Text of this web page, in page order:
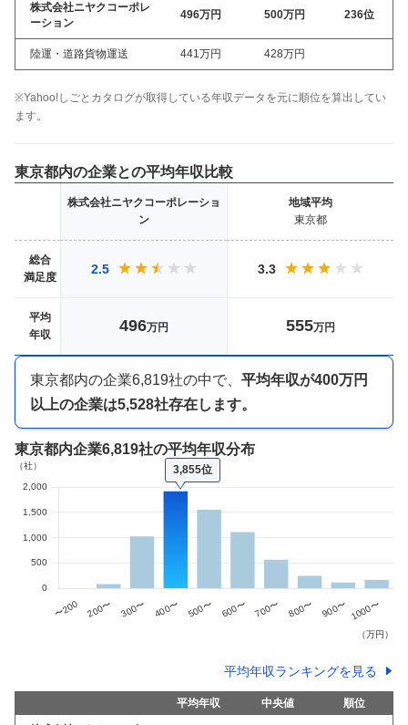
株式会社ニヤクコーポレ
ーション
496万円 500万円 236位
陸運・道路貨物運送 441万円 428万円
※Yahoo!しごとカタログが取得している年収データを元に順位を算出してい
ます。
東京都内の企業との平均年収比較
株式会社ニヤクコーポレーショ
ン
地域平均
東京都
総合
満足度
2.5 3.3
平均
年収
496万円 555万円
東京都内の企業6,819社の中で、 平均年収が400万円
以上の企業は5,528社存在します。
東京都内企業6,819社の平均年収分布
3,855位
平均年収ランキングを見る
平均年収 中央値 順位